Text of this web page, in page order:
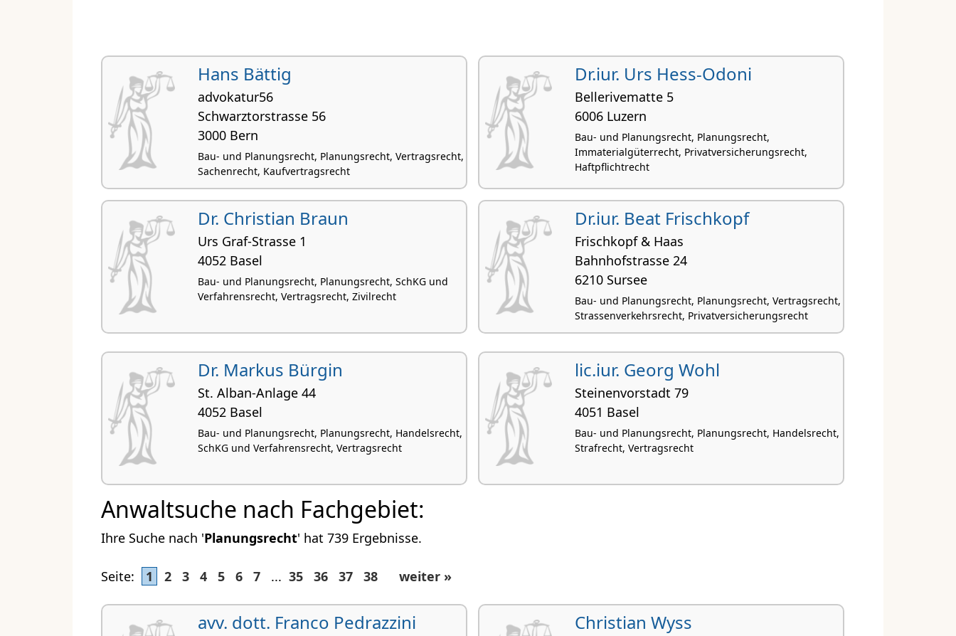
Hans Bättig
advokatur56
Schwarztorstrasse 56
3000 Bern
Bau- und Planungsrecht, Planungsrecht, Vertragsrecht,
Sachenrecht, Kaufvertragsrecht
Dr.iur. Urs Hess-Odoni
Bellerivematte 5
6006 Luzern
Bau- und Planungsrecht, Planungsrecht,
Immaterialgüterrecht, Privatversicherungsrecht,
Haftpflichtrecht
Dr. Christian Braun
Urs Graf-Strasse 1
4052 Basel
Bau- und Planungsrecht, Planungsrecht, SchKG und
Verfahrensrecht, Vertragsrecht, Zivilrecht
Dr.iur. Beat Frischkopf
Frischkopf & Haas
Bahnhofstrasse 24
6210 Sursee
Bau- und Planungsrecht, Planungsrecht, Vertragsrecht,
Strassenverkehrsrecht, Privatversicherungsrecht
Dr. Markus Bürgin
St. Alban-Anlage 44
4052 Basel
Bau- und Planungsrecht, Planungsrecht, Handelsrecht,
SchKG und Verfahrensrecht, Vertragsrecht
lic.iur. Georg Wohl
Steinenvorstadt 79
4051 Basel
Bau- und Planungsrecht, Planungsrecht, Handelsrecht,
Strafrecht, Vertragsrecht
Anwaltsuche nach Fachgebiet:
Ihre Suche nach 'Planungsrecht' hat 739 Ergebnisse.
Seite: 1 2 3 4 5 6 7 ... 35 36 37 38 weiter »
avv. dott. Franco Pedrazzini Christian Wyss